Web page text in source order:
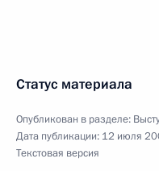
Статус материала
Опубликован в разделе:
Дата публикации: 12 июля
Текстовая версия